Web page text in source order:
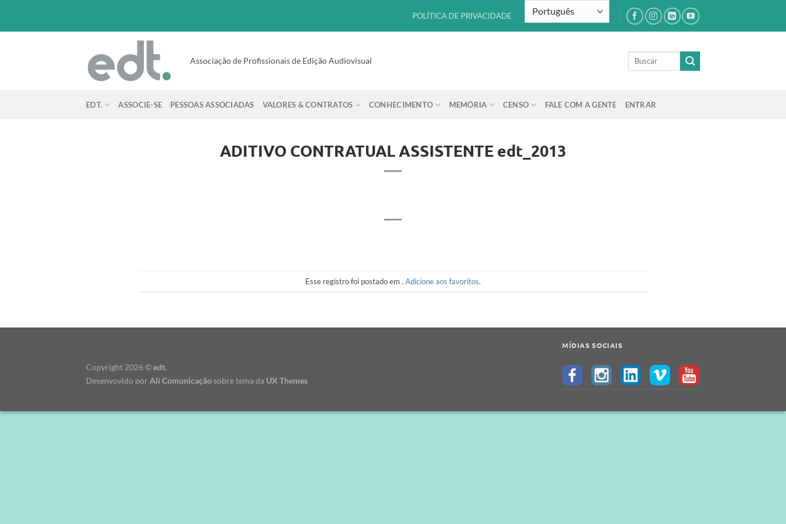
POLÍTICA DE PRIVACIDADE
Associação de Profissionais de Edição Audiovisual
EDT. ASSOCIE-SE PESSOAS ASSOCIADAS VALORES & CONTRATOS CONHECIMENTO MEMÓRIA CENSO FALE COM A GENTE ENTRAR
ADITIVO CONTRATUAL ASSISTENTE edt_2013
Esse registro foi postado em . Adicione aos favoritos.
MÍDIAS SOCIAIS
Copyright 2026 ©edt.
Desenvovido por Ali Comunicação sobre tema da UX Themes